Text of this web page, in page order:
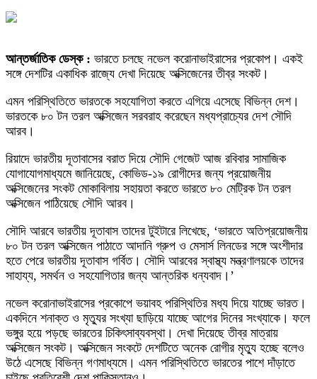
আন্তর্জাতিক ডেস্ক : ভারতে চলছে নভেল করোনাভাইরাসের প্রকোপ। একই
সঙ্গে দেশটির একাধিক রাজ্যে দেখা দিয়েছে অক্সিজেনের তীব্র সংকট।
এমন পরিস্থিতিতে ভারতকে সহযোগিতা করতে এগিয়ে এসেছে বিভিন্ন দেশ।
ভারতকে ৮০ টন তরল অক্সিজেন সরবরাহ করেছেন মধ্যপ্রাচ্যের দেশ সৌদি
আরব।
রিয়াদে ভারতীয় দূতাবাসের বরাত দিয়ে সৌদি গেজেট আজ রবিবার সামাজিক
যোগাযোগমাধ্যমে জানিয়েছে, কোভিড-১৯ রোগীদের জন্য প্রয়োজনীয়
অক্সিজেনের সংকট মোকাবিলায় সহায়তা করতে ভারতে ৮০ মেট্রিক টন তরল
অক্সিজেন পাঠিয়েছে সৌদি আরব।
সৌদি আরবে ভারতীয় দূতাবাস তাদের টুইটারে লিখেছে, ‘ভারতে অতিপ্রয়োজনীয়
৮০ টন তরল অক্সিজেন পাঠাতে আদানি গ্রুপ ও মেসার্স লিনডের সঙ্গে অংশীদার
হতে পেরে ভারতীয় দূতাবাস গর্বিত। সৌদি আরবের স্বাস্থ্য মন্ত্রণালয়কে তাদের
সাহায্য, সমর্থন ও সহযোগিতার জন্য আন্তরিক ধন্যবাদ।’
নভেল করোনাভাইরাসের প্রকোপে ভয়াবহ পরিস্থিতির মধ্য দিয়ে যাচ্ছে ভারত।
একদিনে শনাক্ত ও মৃত্যুর সংখ্যা ছাড়িয়ে যাচ্ছে আগের দিনের সংখ্যাকে। ফলে
ভঙ্গুর হয়ে পড়ছে ভারতের চিকিৎসাব্যবস্থা। দেখা দিয়েছে তীব্র মাত্রায়
অক্সিজেন সংকট। অক্সিজেন সংকটে দেশটিতে অনেক রোগীর মৃত্যু হচ্ছে বলেও
উঠে এসেছে বিভিন্ন গণমাধ্যমে। এমন পরিস্থিতিতে ভারতের পাশে দাঁড়াতে